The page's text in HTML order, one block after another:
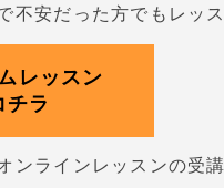
不安だった方でもレッ
レッスン
チラ
ンラインレッスンの受